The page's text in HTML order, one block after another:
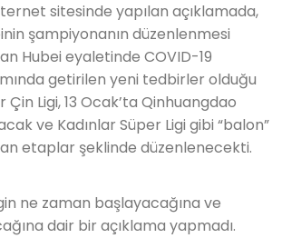
sitesinde yapılan açıklamada,
şampiyonanın düzenlenmesi
Hubei eyaletinde COVID-19
getirilen yeni tedbirler olduğu
Ligi, 13 Ocak’ta Qinhuangdao
ve Kadınlar Süper Ligi gibi “balon”
etaplar şeklinde düzenlenecekti.
ne zaman başlayacağına ve
dair bir açıklama yapmadı.